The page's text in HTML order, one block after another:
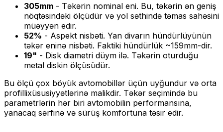
305mm - Təkərin nominal eni. Bu, təkərin ən geniş
nöqtəsindəki ölçüdür və yol səthində təmas sahəsini
müəyyən edir.
52% - Aspekt nisbəti. Yan divarın hündürlüyünün
təkər eninə nisbəti. Faktiki hündürlük ~159mm-dir.
19" - Disk diametri düym ilə. Təkərin oturduğu
metal diskin ölçüsüdür.
Bu ölçü çox böyük avtomobillər üçün uyğundur və orta
profillixüsusiyyətlərinə malikdir. Təkər seçimində bu
parametrlərin hər biri avtomobilin performansına,
yanacaq sərfinə və sürüş komfortuna təsir edir.